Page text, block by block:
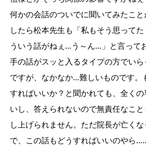
何かの会話のついでに聞いてみたこ
したら松本先生も「私もそう思って
ういう話がねぇ…う～ん…」と言って
手の話がスッと入るタイプの方でい
ですが、なかなか…難しいものです。
すればいいか？と聞かれても、全く
いし、答えられないので無責任なこ
し上げられません。ただ院長が亡く
で、この話もどうすればいいのやら……